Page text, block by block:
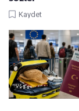
Kaydet